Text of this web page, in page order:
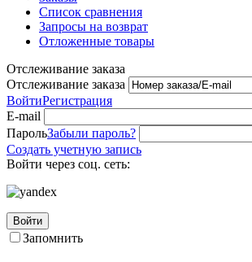
Список сравнения
Запросы на возврат
Отложенные товары
Отслеживание заказа
Отслеживание заказа
ВойтиРегистрация
E-mail
ПарольЗабыли пароль?
Создать учетную запись
Войти через соц. сеть:
Войти
Запомнить